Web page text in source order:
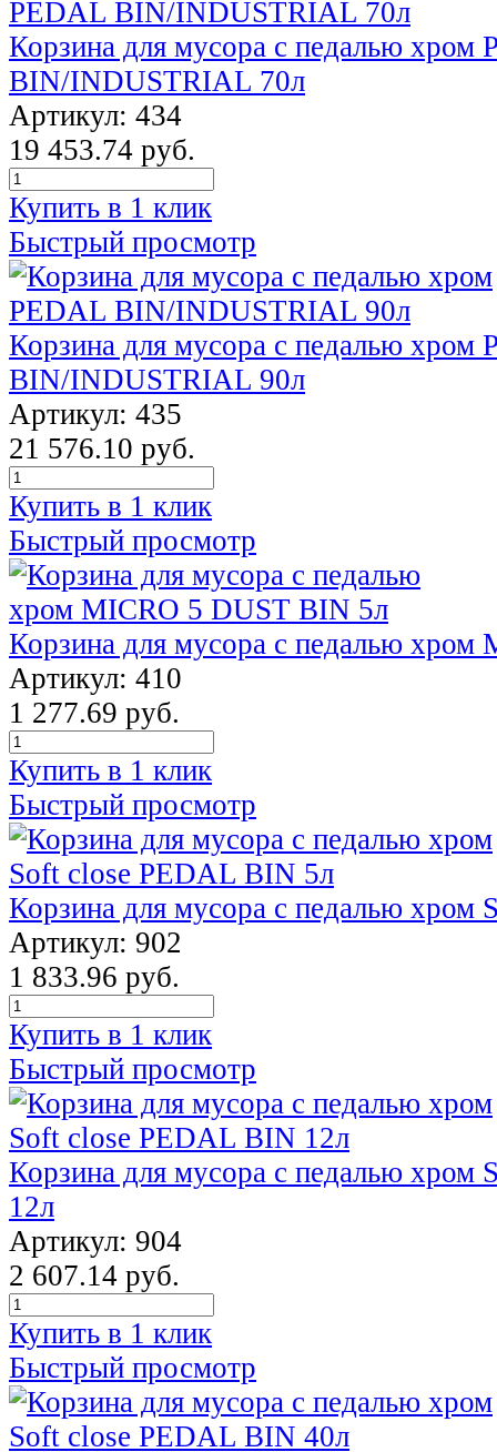
Корзина для мусора с педалью хром
BIN/INDUSTRIAL 70л
Артикул: 434
19 453.74 руб.
Купить в 1 клик
Быстрый просмотр
Корзина для мусора с педалью хром
BIN/INDUSTRIAL 90л
Артикул: 435
21 576.10 руб.
Купить в 1 клик
Быстрый просмотр
Корзина для мусора с педалью
Артикул: 410
1 277.69 руб.
Купить в 1 клик
Быстрый просмотр
Корзина для мусора с педалью
Артикул: 902
1 833.96 руб.
Купить в 1 клик
Быстрый просмотр
Корзина для мусора с педалью
12л
Артикул: 904
2 607.14 руб.
Купить в 1 клик
Быстрый просмотр